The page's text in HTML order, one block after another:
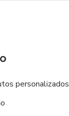
personalizados